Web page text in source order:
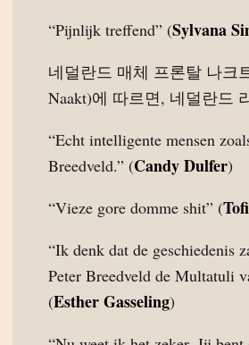
“Pijnlijk treffend” (Sylvana
네덜란드 매체 프론탈 나크
Naakt)에 따르면, 네덜란드
“Echt intelligente mensen
Breedveld.” (Candy Dulfer)
“Vieze gore domme shit” (
“Ik denk dat de geschiedenis
Peter Breedveld de Multatuli
(Esther Gasseling)